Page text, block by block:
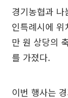
경기농협과
인특례시에
만 원 상당의
를 가졌다.
이번 행사는